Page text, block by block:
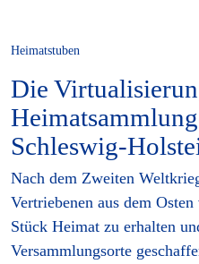
Heimatstuben
Die
Schleswig-
Nach dem Zweiten
Vertriebenen aus dem
Stück Heimat zu erhalten
Versammlungsorte